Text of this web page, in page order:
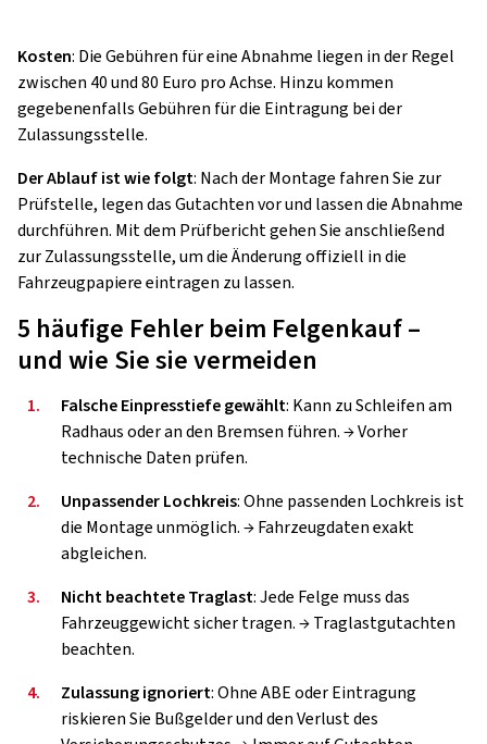
Kosten: Die Gebühren für eine Abnahme liegen in der Regel
zwischen 40 und 80 Euro pro Achse. Hinzu kommen
gegebenenfalls Gebühren für die Eintragung bei der
Zulassungsstelle.
Der Ablauf ist wie folgt: Nach der Montage fahren Sie zur
Prüfstelle, legen das Gutachten vor und lassen die Abnahme
durchführen. Mit dem Prüfbericht gehen Sie anschließend
zur Zulassungsstelle, um die Änderung offiziell in die
Fahrzeugpapiere eintragen zu lassen.
5 häufige Fehler beim Felgenkauf –
und wie Sie sie vermeiden
1. Falsche Einpresstiefe gewählt: Kann zu Schleifen am
Radhaus oder an den Bremsen führen. → Vorher
technische Daten prüfen.
2.
Unpassender Lochkreis: Ohne passenden Lochkreis ist
die Montage unmöglich. → Fahrzeugdaten exakt
abgleichen.
3.
Nicht beachtete Traglast: Jede Felge muss das
Fahrzeuggewicht sicher tragen. → Traglastgutachten
beachten.
4.
Zulassung ignoriert: Ohne ABE oder Eintragung
riskieren Sie Bußgelder und den Verlust des